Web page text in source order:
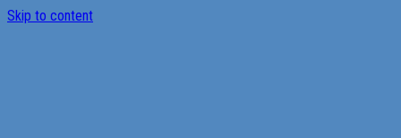
Skip to content